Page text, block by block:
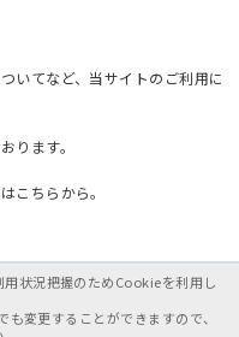
いてなど、当サイトのご利用に
ります。
こちらから。
状況把握のためCookieを利用し
変更することができますので、